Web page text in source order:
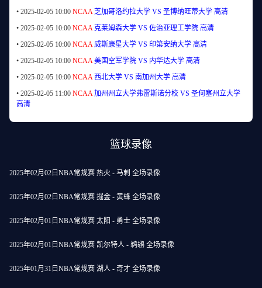
• 2025-02-05 10:00 NCAA 芝加哥洛约拉大学 VS 圣博纳旺蒂大学 高清
• 2025-02-05 10:00 NCAA 克莱姆森大学 VS 佐治亚理工学院 高清
• 2025-02-05 10:00 NCAA 威斯康星大学 VS 印第安纳大学 高清
• 2025-02-05 10:00 NCAA 美国空军学院 VS 内华达大学 高清
• 2025-02-05 10:00 NCAA 西北大学 VS 南加州大学 高清
• 2025-02-05 11:00 NCAA 加州州立大学弗雷斯诺分校 VS 圣何塞州立大学
高清
篮球录像
2025年02月02日NBA常规赛 热火 - 马刺 全场录像
2025年02月02日NBA常规赛 掘金 - 黄蜂 全场录像
2025年02月01日NBA常规赛 太阳 - 勇士 全场录像
2025年02月01日NBA常规赛 凯尔特人 - 鹈鹕 全场录像
2025年01月31日NBA常规赛 湖人 - 奇才 全场录像